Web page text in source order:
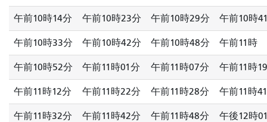
午前10時14分 午前10時23分 午前10時29分 午前10時
午前10時33分 午前10時42分 午前10時48分 午前11時
午前10時52分 午前11時01分 午前11時07分 午前11時
午前11時12分 午前11時22分 午前11時28分 午前11時
午前11時32分 午前11時42分 午前11時48分 午後12時